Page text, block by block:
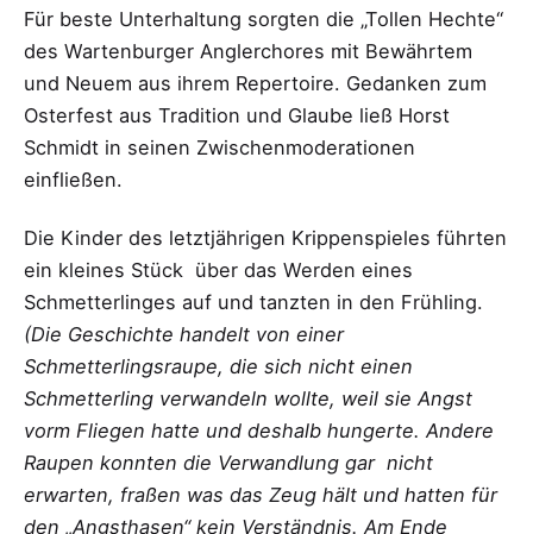
Für beste Unterhaltung sorgten die „Tollen Hechte“
des Wartenburger Anglerchores mit Bewährtem
und Neuem aus ihrem Repertoire. Gedanken zum
Osterfest aus Tradition und Glaube ließ Horst
Schmidt in seinen Zwischenmoderationen
einfließen.
Die Kinder des letztjährigen Krippenspieles führten
ein kleines Stück über das Werden eines
Schmetterlinges auf und tanzten in den Frühling.
(Die Geschichte handelt von einer
Schmetterlingsraupe, die sich nicht einen
Schmetterling verwandeln wollte, weil sie Angst
vorm Fliegen hatte und deshalb hungerte. Andere
Raupen konnten die Verwandlung gar nicht
erwarten, fraßen was das Zeug hält und hatten für
den „Angsthasen“ kein Verständnis. Am Ende